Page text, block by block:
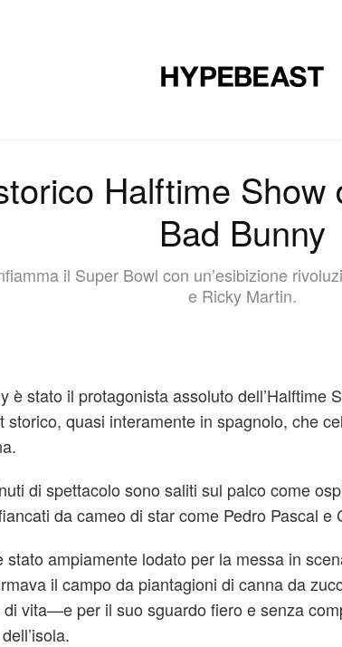
Halftime Show
Bad Bunny
il Super Bowl con un’esibizione
e Ricky Martin.
è stato il protagonista assoluto dell’Halftime
storico, quasi interamente in spagnolo, che
di spettacolo sono saliti sul palco come
da cameo di star come Pedro Pascal e
stato ampiamente lodato per la messa in
il campo da piantagioni di canna da
di vita—e per il suo sguardo fiero e senza